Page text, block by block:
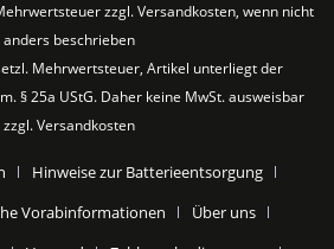
zzgl.Versandkosten, wenn nicht
anders beschrieben
Mehrwertsteuer, Artikel unterliegt der
§ 25a UStG. Daher keine MwSt. ausweisbar
zzgl.Versandkosten
Hinweise zur Batterieentsorgung
Vorabinformationen
Über uns